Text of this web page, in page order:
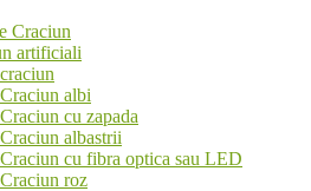
Craciun
artificiali
albi
cu zapada
albastrii
cu fibra optica sau LED
roz